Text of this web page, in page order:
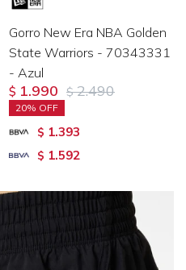
Gorro New Era NBA Golden
State Warriors - 70343331
- Azul
$ 1.990 $ 2.490
20
$ 1.393
$ 1.592